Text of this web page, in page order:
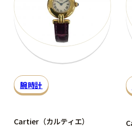
腕時計
Cartier（カルティエ）